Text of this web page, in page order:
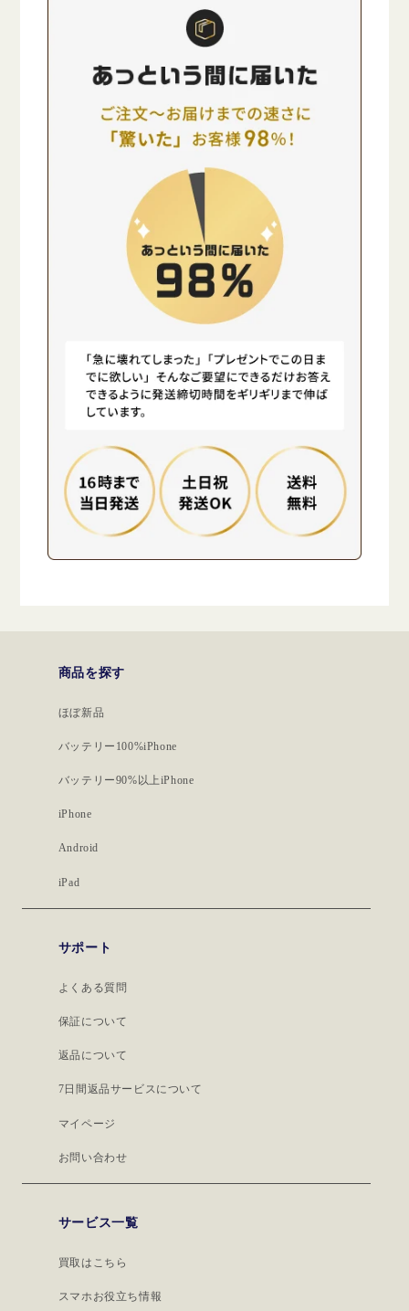
商品を探す
ほぼ新品
バッテリー100%iPhone
バッテリー90%以上iPhone
iPhone
Android
iPad
サポート
よくある質問
保証について
返品について
7日間返品サービスについて
マイページ
お問い合わせ
サービス一覧
買取はこちら
スマホお役立ち情報